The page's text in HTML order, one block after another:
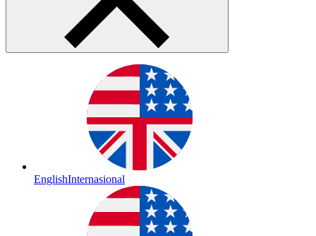
EnglishInternasional